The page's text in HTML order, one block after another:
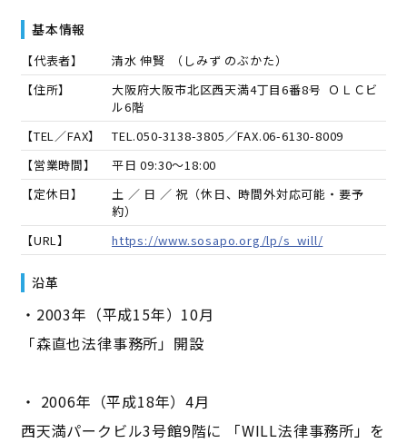
基本情報
【代表者】 清水 伸賢 （ しみず のぶかた）
【住所】
大阪府大阪市北区西天満4丁目6番8号 ＯＬＣビ
ル6階
【TEL／FAX】
TEL.050-3138-3805／FAX.06-6130-8009
【営業時間】
平日 09:30～18:00
【定休日】
土 ／ 日 ／ 祝（休日、時間外対応可能・要予
約）
【URL】
https://www.sosapo.org/lp/s_will/
沿革
・2003年（平成15年）10月
「森直也法律事務所」開設
・ 2006年（平成18年）4月
西天満パークビル3号館9階に 「WILL法律事務所」を